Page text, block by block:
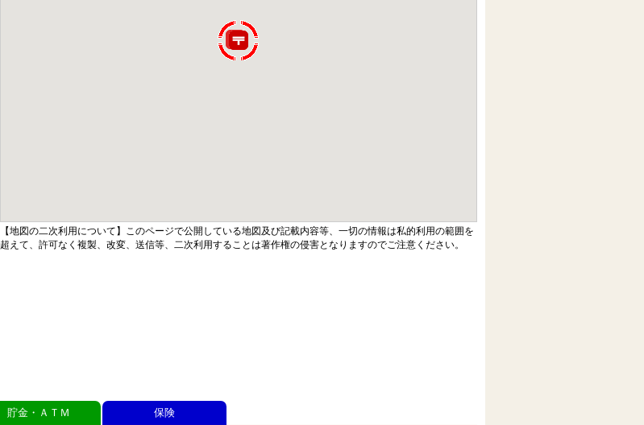
【地図の二次利用について】このページで公開している地図及び記載内容等、一切の情報は私的利用の範囲を
超えて、許可なく複製、改変、送信等、二次利用することは著作権の侵害となりますのでご注意ください。
貯金・ＡＴＭ 保険